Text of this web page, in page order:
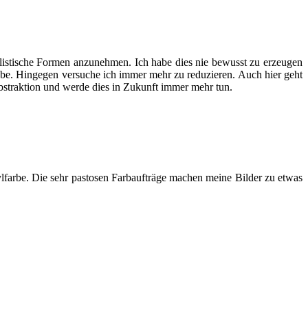
For­men anzu­neh­men. Ich habe dies nie bewusst zu erzeu­gen
Hin­ge­gen ver­su­che ich immer mehr zu redu­zie­ren. Auch hier geht
und wer­de dies in Zukunft immer mehr tun.
Die sehr pas­to­sen Farb­auf­trä­ge machen mei­ne Bil­der zu etwas